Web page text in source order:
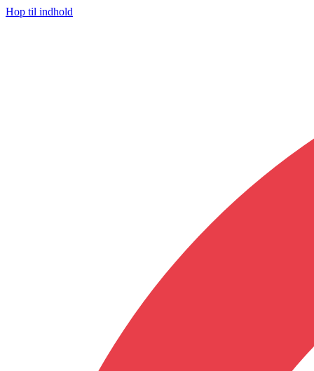
Hop til indhold